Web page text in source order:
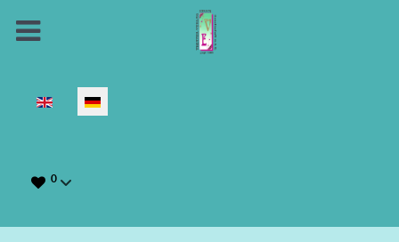
Sprache auswählen
0